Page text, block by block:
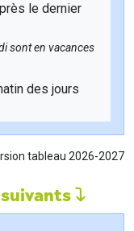
le dernier
sont en vacances
des jours
tableau 2026-2027